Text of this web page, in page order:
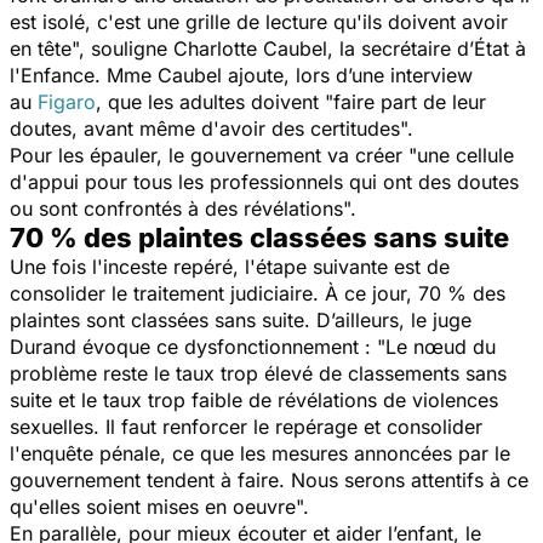
est isolé, c'est une grille de lecture qu'ils doivent avoir
en tête", souligne Charlotte Caubel, la secrétaire d’État à
l'Enfance. Mme Caubel ajoute, lors d’une interview
au Figaro, que les adultes doivent "faire part de leur
doutes, avant même d'avoir des certitudes".
Pour les épauler, le gouvernement va créer "une cellule
d'appui pour tous les professionnels qui ont des doutes
ou sont confrontés à des révélations".
70 % des plaintes classées sans suite
Une fois l'inceste repéré, l'étape suivante est de
consolider le traitement judiciaire. À ce jour, 70 % des
plaintes sont classées sans suite. D’ailleurs, le juge
Durand évoque ce dysfonctionnement : "Le nœud du
problème reste le taux trop élevé de classements sans
suite et le taux trop faible de révélations de violences
sexuelles. Il faut renforcer le repérage et consolider
l'enquête pénale, ce que les mesures annoncées par le
gouvernement tendent à faire. Nous serons attentifs à ce
qu'elles soient mises en oeuvre".
En parallèle, pour mieux écouter et aider l’enfant, le